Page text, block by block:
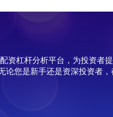
资杠杆分析平台，为投资者
论您是新手还是资深投资者